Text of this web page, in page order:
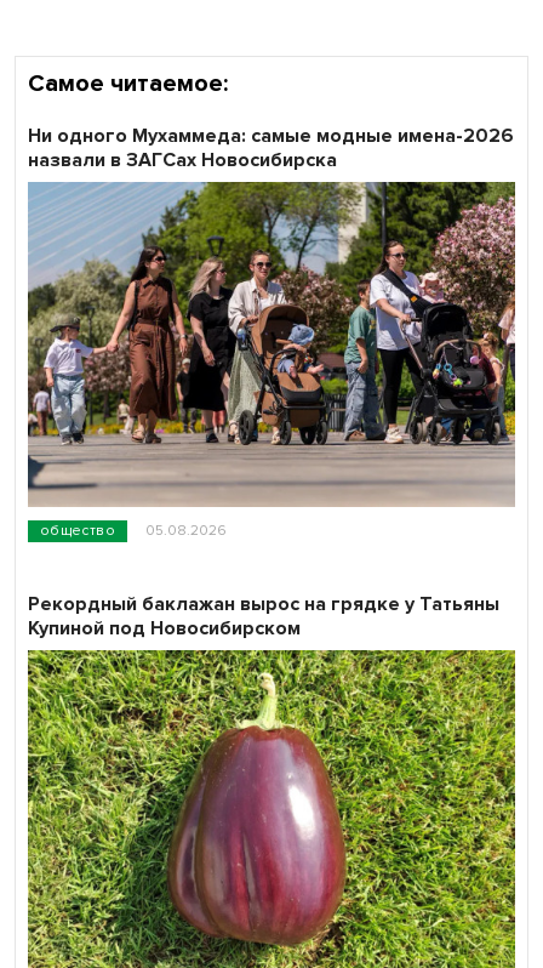
Самое читаемое:
общество 05.08.2026
Ни одного Мухаммеда: самые модные имена-2026
назвали в ЗАГСах Новосибирска
Рекордный баклажан вырос на грядке у Татьяны
Купиной под Новосибирском